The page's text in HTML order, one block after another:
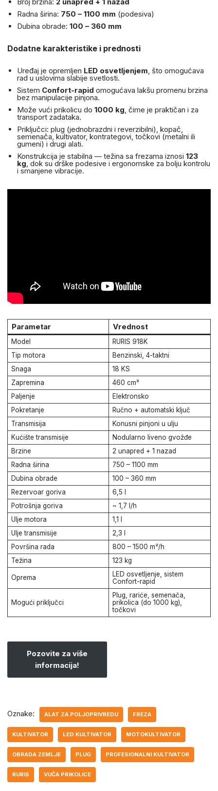
Broj brzina: 2 unapred + 1 nazad
Radna širina: 750 – 1100 mm (podesiva)
Dubina obrade: 100 – 360 mm
Dodatne karakteristike i prednosti
Uređaj je opremljen LED osvetljenjem, što omogućava
rad u uslovima slabije svetlosti.
Sistem Confort-rapid omogućava lakšu promenu brzina
bez manipulacije pinjona.
Može vući prikolicu do 1000 kg, čime je praktičan i za
transport zadataka.
Priključci: plug (jednobrazdni i reverzibilni), kopač,
semenača, kultivator, kontrategovi, točkovi (metalni ili
gumeni) i drugi alati.
Konstrukcija je stabilna — težina sa frezama iznosi 123
kg, dok su drške podesive i ergonomske za bolju kontrolu
i smanjene vibracije.
Parametar Vrednost
Model
RURIS 918K
Tip motora
Benzinski, 4-taktni
Snaga
18 KS
Zapremina
460 cm³
Paljenje
Elektronsko
Pokretanje
Ručno + automatski ključ
Transmisija
Konusni pinjoni u ulju
Kućište transmisije
Nodularno liveno gvožđe
Brzine
2 unapred + 1 nazad
Radna širina
750 – 1100 mm
Dubina obrade
100 – 360 mm
Rezervoar goriva
6,5 l
Potrošnja goriva
~ 1,7 l/h
Ulje motora
1,1 l
Ulje transmisije
2,3 l
Površina rada
800 – 1500 m²/h
Težina
123 kg
Oprema
LED osvetljenje, sistem
Confort-rapid
Mogući priključci
Plug, rariće, semenača,
prikolica (do 1000 kg),
točkovi
Pozovite za više
informacija!
Oznake: ALAT ZA POLJOPRIVREDU FREZA
KULTIVATOR LED KULTIVATOR MOTOKULTIVATOR
OBRADA ZEMLJE PLUG PROFESIONALNI KULTIVATOR
RURIS VUČA PRIKOLICE